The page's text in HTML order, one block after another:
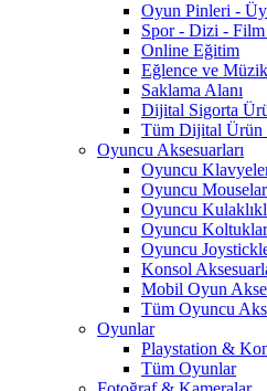
Oyun Pinleri -
Spor - Dizi - Film
Online Eğitim
Eğlence ve Müzik
Saklama Alanı
Dijital Sigorta
Tüm Dijital Ürün
Oyuncu Aksesuarları
Oyuncu
Oyuncu
Oyuncu
Oyuncu
Oyuncu
Konsol
Mobil Oyun
Tüm Oyuncu
Oyunlar
Playstation &
Tüm Oyunlar